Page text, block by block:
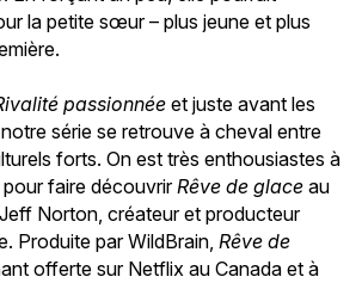
la petite sœur – plus jeune et plus
passionnée et juste avant les
série se retrouve à cheval entre
forts. On est très enthousiastes à
pour faire découvrirRêve de glace au
Norton, créateur et producteur
Produite par WildBrain, Rêve de
offerte sur Netflix au Canada et à